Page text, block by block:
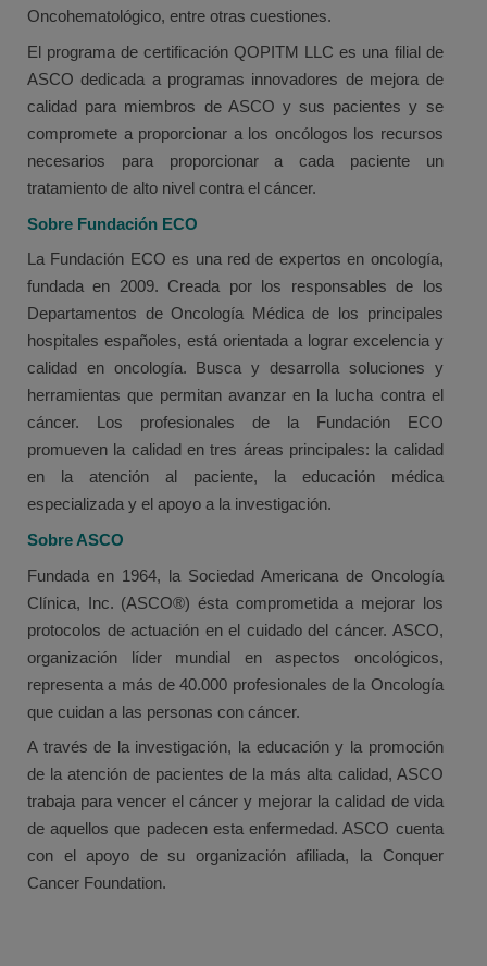
Oncohematológico, entre otras cuestiones.
El programa de certificación QOPITM LLC es una filial de
ASCO dedicada a programas innovadores de mejora de
calidad para miembros de ASCO y sus pacientes y se
compromete a proporcionar a los oncólogos los recursos
necesarios para proporcionar a cada paciente un
tratamiento de alto nivel contra el cáncer.
Sobre Fundación ECO
La Fundación ECO es una red de expertos en oncología,
fundada en 2009. Creada por los responsables de los
Departamentos de Oncología Médica de los principales
hospitales españoles, está orientada a lograr excelencia y
calidad en oncología. Busca y desarrolla soluciones y
herramientas que permitan avanzar en la lucha contra el
cáncer. Los profesionales de la Fundación ECO
promueven la calidad en tres áreas principales: la calidad
en la atención al paciente, la educación médica
especializada y el apoyo a la investigación.
Sobre ASCO
Fundada en 1964, la Sociedad Americana de Oncología
Clínica, Inc. (ASCO®) ésta comprometida a mejorar los
protocolos de actuación en el cuidado del cáncer. ASCO,
organización líder mundial en aspectos oncológicos,
representa a más de 40.000 profesionales de la Oncología
que cuidan a las personas con cáncer.
A través de la investigación, la educación y la promoción
de la atención de pacientes de la más alta calidad, ASCO
trabaja para vencer el cáncer y mejorar la calidad de vida
de aquellos que padecen esta enfermedad. ASCO cuenta
con el apoyo de su organización afiliada, la Conquer
Cancer Foundation.